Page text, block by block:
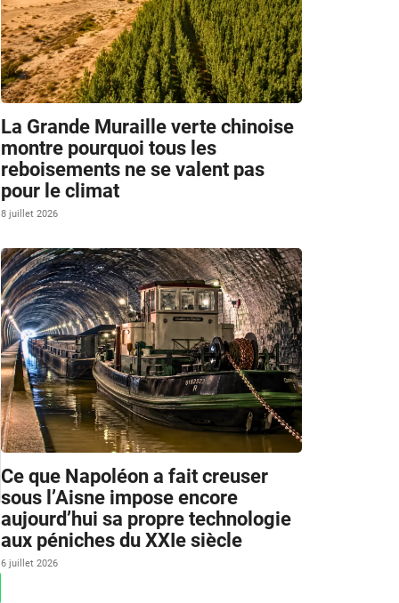
La Grande Muraille verte chinoise
montre pourquoi tous les
reboisements ne se valent pas
pour le climat
8 juillet 2026
Ce que Napoléon a fait creuser
sous l’Aisne impose encore
aujourd’hui sa propre technologie
aux péniches du XXIe siècle
6 juillet 2026